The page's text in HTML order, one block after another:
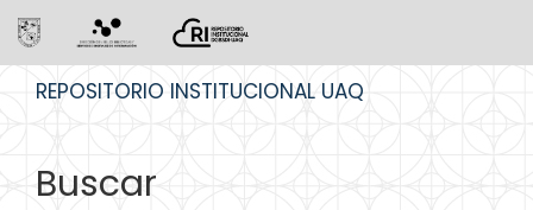
REPOSITORIO INSTITUCIONAL UAQ
Buscar